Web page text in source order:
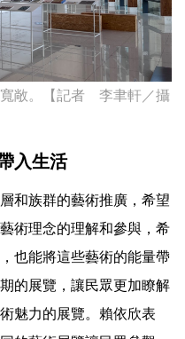
敞。【記者 李聿軒／攝
入生活
和族群的藝術推廣，希望
術理念的理解和參與，希
也能將這些藝術的能量帶
的展覽，讓民眾更加瞭解
魅力的展覽。賴依欣表